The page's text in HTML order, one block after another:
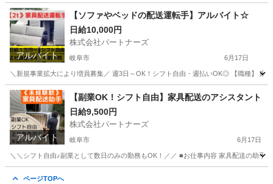
岐阜 岐阜市 スタッフ
アルバイト
【ソファやベッドの配送運転手】アルバイト☆
日給10,000円
株式会社パートナーズ
岐阜市 6月17日
＼新規事業拡大により増員募集／ 週3日～OK！シフト自由・週払いOK◎ 【職種】
岐阜 岐阜市 配送 岐阜 各務原市 配送
トラック運転手
アルバイト
【副業OK！シフト自由】家具配送のアシスタント
日給9,500円
株式会社パートナーズ
岐阜市 6月17日
＼＼シフト自由♪副業として数日のみの勤務もOK！／／ ■お仕事内容 家具配送の助手
ページTOPへ